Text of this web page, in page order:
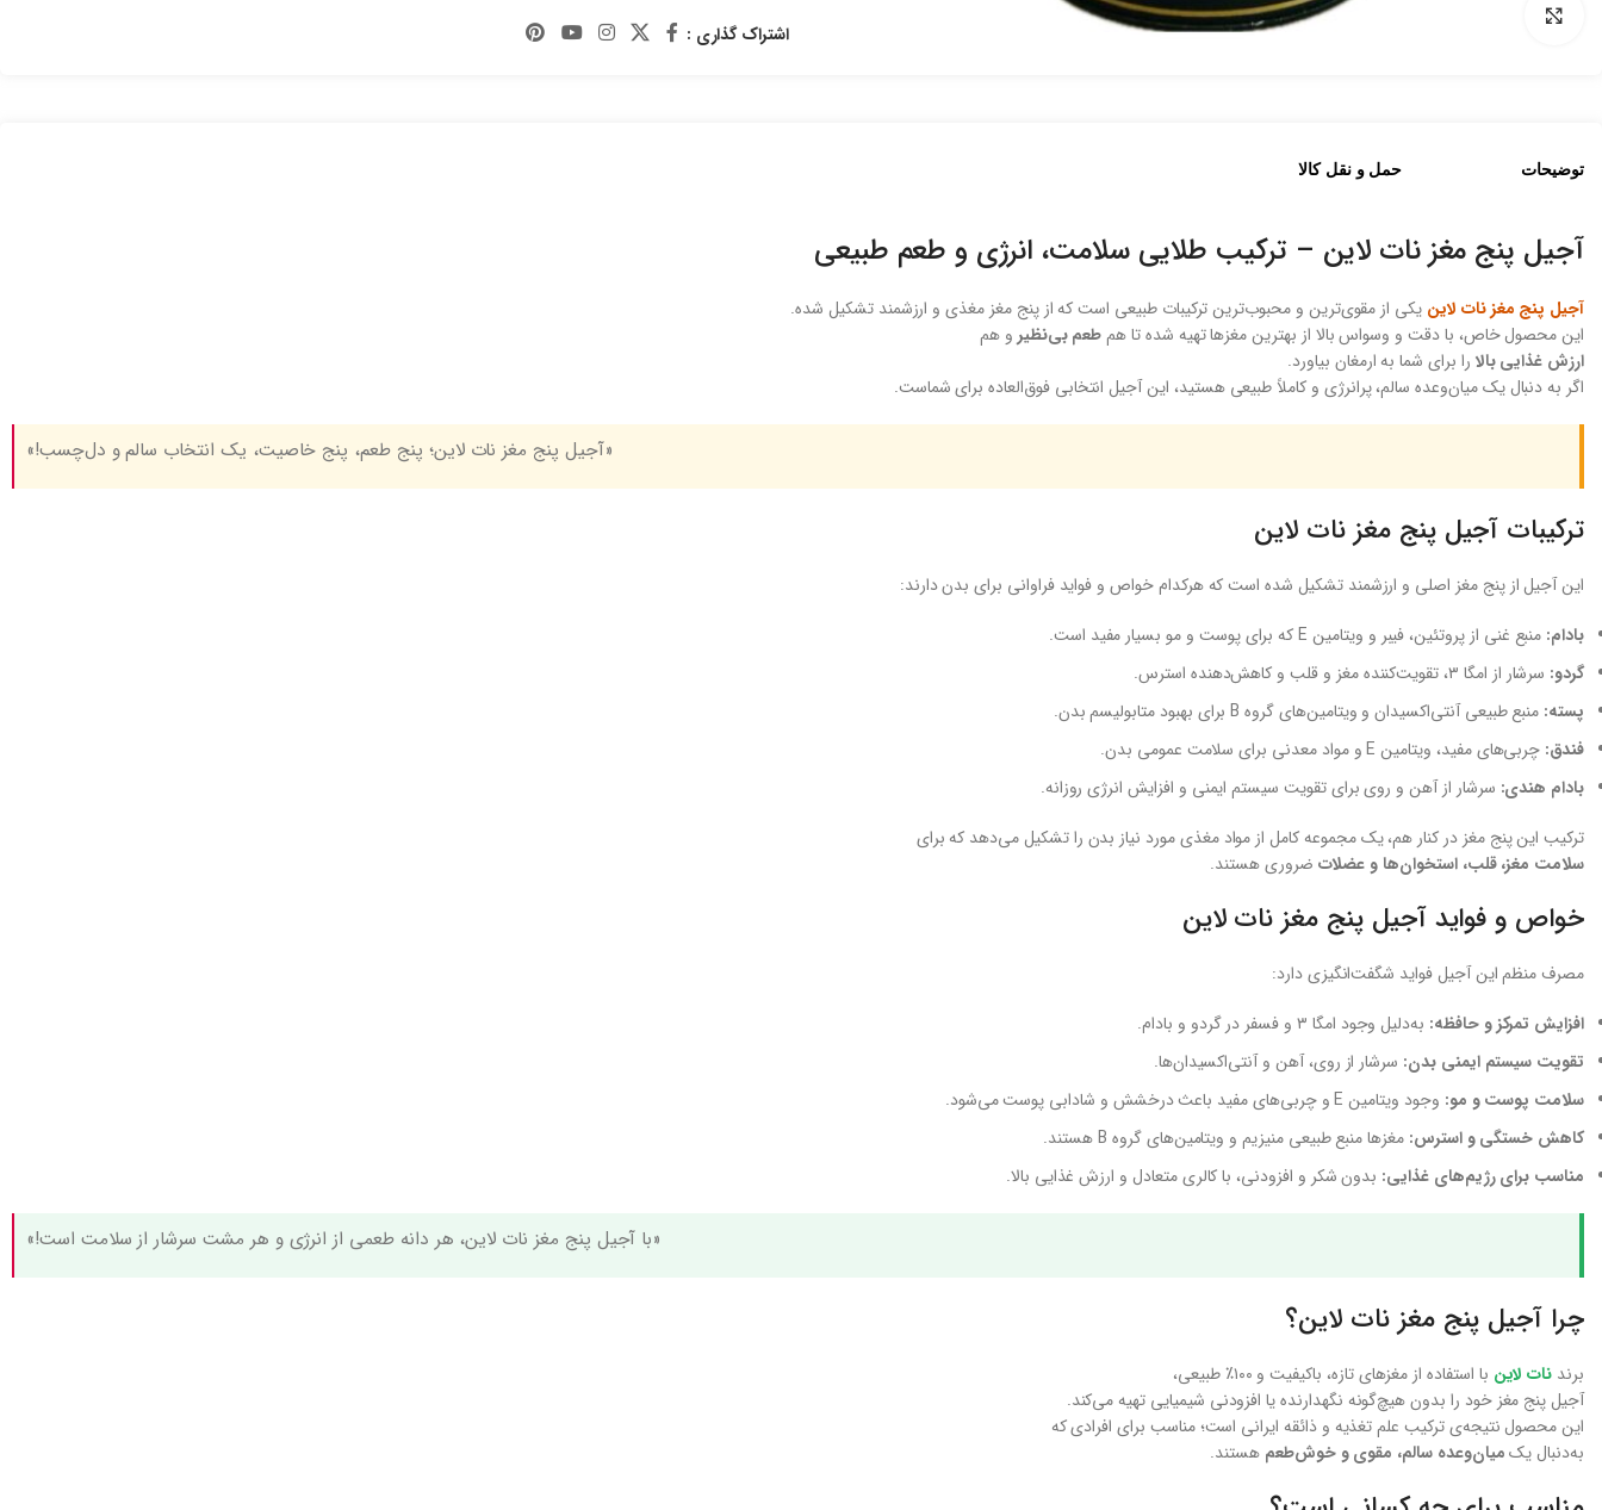
اشتراک گذاری :
توضیحات حمل و نقل کالا
آجیل پنج مغز نات لاین – ترکیب طلایی سلامت، انرژی و طعم طبیعی
آجیل پنج مغز نات لاین یکی از مقوی‌ترین و محبوب‌ترین ترکیبات طبیعی است که از پنج مغز مغذی و ارزشمند تشکیل شده.
این محصول خاص، با دقت و وسواس بالا از بهترین مغزها تهیه شده تا همطعم بی‌نظیر و هم
ارزش غذایی بالا را برای شما به ارمغان بیاورد.
اگر به دنبال یک میان‌وعده سالم، پرانرژی و کاملاً طبیعی هستید، این آجیل انتخابی فوق‌العاده برای شماست.
«آجیل پنج مغز نات لاین؛ پنج طعم، پنج خاصیت، یک انتخاب سالم و دل‌چسب!»
ترکیبات آجیل پنج مغز نات لاین
این آجیل از پنج مغز اصلی و ارزشمند تشکیل شده است که هرکدام خواص و فواید فراوانی برای بدن دارند:
بادام: منبع غنی از پروتئین، فیبر و ویتامین E که برای پوست و مو بسیار مفید است.
گردو: سرشار از امگا ۳، تقویت‌کننده مغز و قلب و کاهش‌دهنده استرس.
پسته: منبع طبیعی آنتی‌اکسیدان و ویتامین‌های گروه B برای بهبود متابولیسم بدن.
فندق: چربی‌های مفید، ویتامین E و مواد معدنی برای سلامت عمومی بدن.
بادام هندی: سرشار از آهن و روی برای تقویت سیستم ایمنی و افزایش انرژی روزانه.
ترکیب این پنج مغز در کنار هم، یک مجموعه کامل از مواد مغذی مورد نیاز بدن را تشکیل می‌دهد که برای
سلامت مغز، قلب، استخوان‌ها و عضلات ضروری هستند.
خواص و فواید آجیل پنج مغز نات لاین
مصرف منظم این آجیل فواید شگفت‌انگیزی دارد:
افزایش تمرکز و حافظه: به‌دلیل وجود امگا ۳ و فسفر در گردو و بادام.
تقویت سیستم ایمنی بدن: سرشار از روی، آهن و آنتی‌اکسیدان‌ها.
سلامت پوست و مو: وجود ویتامین E و چربی‌های مفید باعث درخشش و شادابی پوست می‌شود.
کاهش خستگی و استرس: مغزها منبع طبیعی منیزیم و ویتامین‌های گروه B هستند.
مناسب برای رژیم‌های غذایی: بدون شکر و افزودنی، با کالری متعادل و ارزش غذایی بالا.
«با آجیل پنج مغز نات لاین، هر دانه طعمی از انرژی و هر مشت سرشار از سلامت است!»
چرا آجیل پنج مغز نات لاین؟
برند نات لاین با استفاده از مغزهای تازه، باکیفیت و ۱۰۰٪ طبیعی،
آجیل پنج مغز خود را بدون هیچ‌گونه نگهدارنده یا افزودنی شیمیایی تهیه می‌کند.
این محصول نتیجه‌ی ترکیب علم تغذیه و ذائقه ایرانی است؛ مناسب برای افرادی که
به‌دنبال یکمیان‌وعده سالم، مقوی و خوش‌طعم هستند.